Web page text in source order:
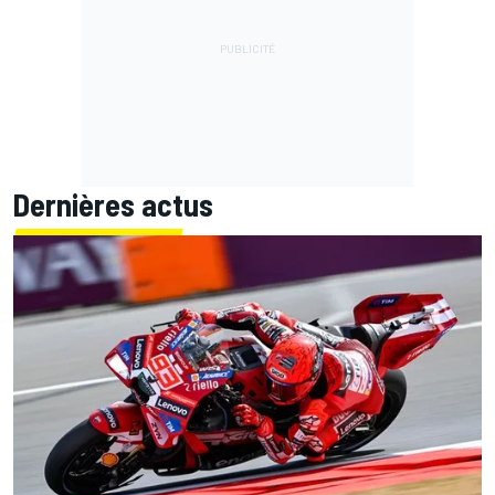
Dernières actus